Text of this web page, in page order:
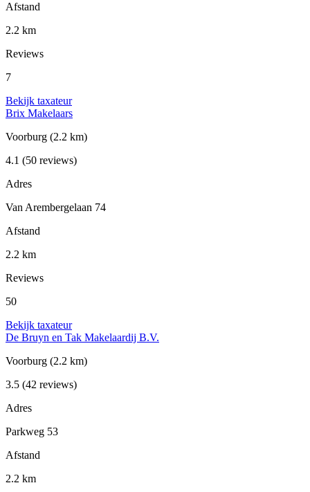
Afstand
2.2 km
Reviews
7
Bekijk taxateur
Brix Makelaars
Voorburg (2.2 km)
4.1 (50 reviews)
Adres
Van Arembergelaan 74
Afstand
2.2 km
Reviews
50
Bekijk taxateur
De Bruyn en Tak Makelaardij B.V.
Voorburg (2.2 km)
3.5 (42 reviews)
Adres
Parkweg 53
Afstand
2.2 km